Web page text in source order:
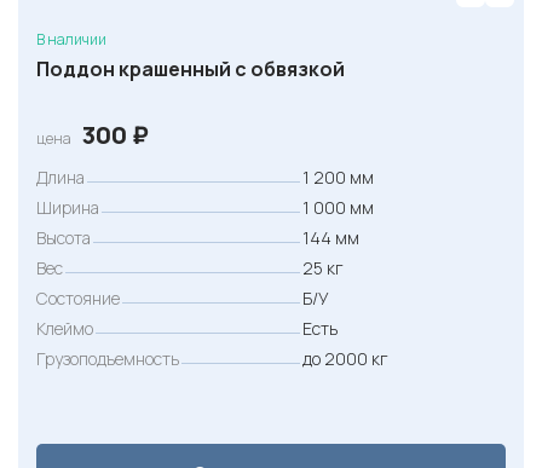
В наличии
Поддон крашенный с обвязкой
цена 300 ₽
Длина
1 200 мм
Ширина
1 000 мм
Высота
144 мм
Вес
25 кг
Состояние
Б/У
Клеймо
Есть
Грузоподъемность
до 2000 кг